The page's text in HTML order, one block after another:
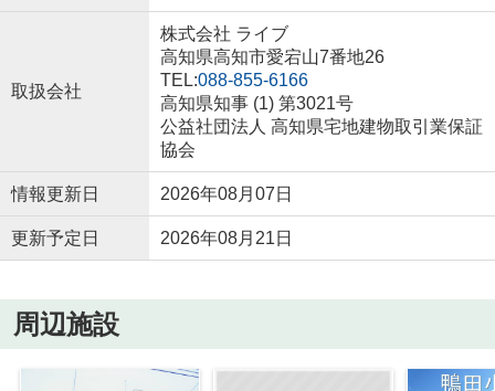
取扱会社
株式会社 ライブ
高知県高知市愛宕山7番地26
TEL:088-855-6166
高知県知事 (1) 第3021号
公益社団法人 高知県宅地建物取引業保証
協会
情報更新日 2026年08月07日
更新予定日 2026年08月21日
周辺施設